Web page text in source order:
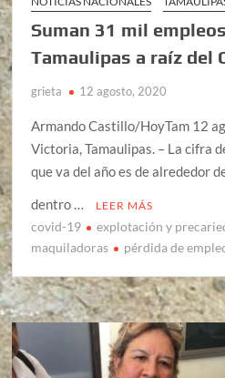
Suman 31 mil
Tamaulipas a raíz del
grieta 12 agosto, 2020
Armando Castillo/HoyTam 12
Victoria, Tamaulipas. – La cifra
que va del año es de alrededor
dentro …
LEER MÁS
covid-19
explotación y
maquiladoras
pérdida de